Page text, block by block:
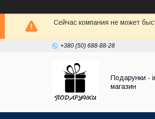
Сейчас компания не может
+380 (50) 688-88-28
Подарунки -
магазин